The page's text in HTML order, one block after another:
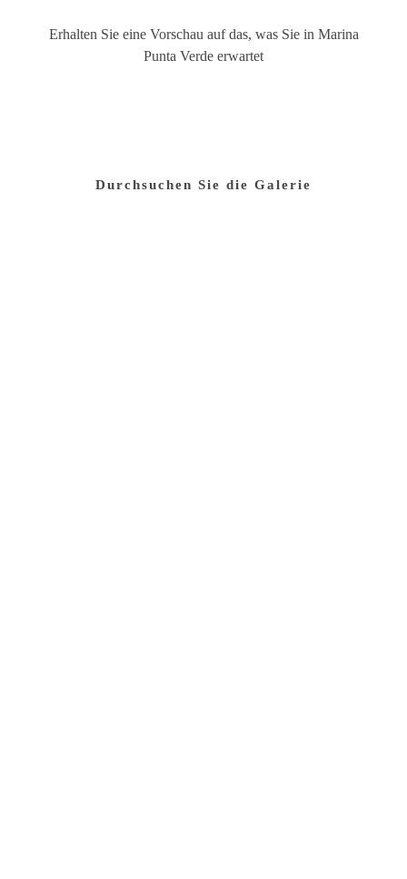
Erhalten Sie eine Vorschau auf das, was Sie in Marina
Punta Verde erwartet
Durchsuchen Sie die Galerie